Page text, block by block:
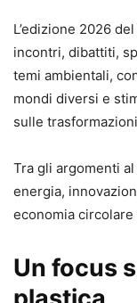
L’edizione 2026
incontri, dibattiti,
temi ambientali,
mondi diversi e
sulle
Tra gli argomenti
energia,
economia
Un focus